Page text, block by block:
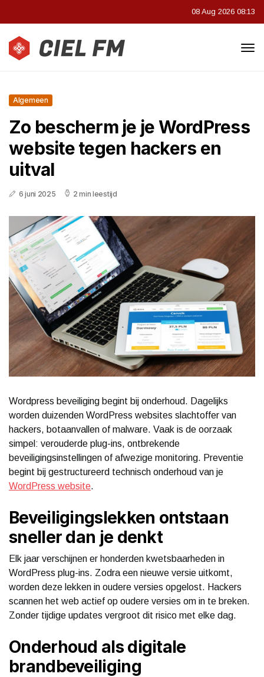
08 Aug 2026 08:13
Algemeen
Zo bescherm je je WordPress
website tegen hackers en
uitval
6 juni 2025 2 min leestijd
Wordpress beveiliging begint bij onderhoud. Dagelijks
worden duizenden WordPress websites slachtoffer van
hackers, botaanvallen of malware. Vaak is de oorzaak
simpel: verouderde plug-ins, ontbrekende
beveiligingsinstellingen of afwezige monitoring. Preventie
begint bij gestructureerd technisch onderhoud van je
WordPress website.
Beveiligingslekken ontstaan
sneller dan je denkt
Elk jaar verschijnen er honderden kwetsbaarheden in
WordPress plug-ins. Zodra een nieuwe versie uitkomt,
worden deze lekken in oudere versies opgelost. Hackers
scannen het web actief op oudere versies om in te breken.
Zonder tijdige updates vergroot dit risico met elke dag.
Onderhoud als digitale
brandbeveiliging